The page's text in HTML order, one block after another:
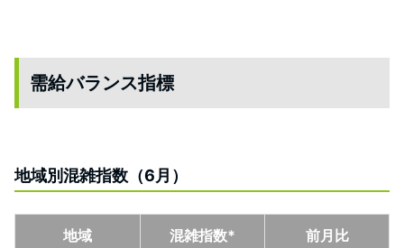
需給バランス指標
地域別混雑指数（6月）
地域 混雑指数* 前月比